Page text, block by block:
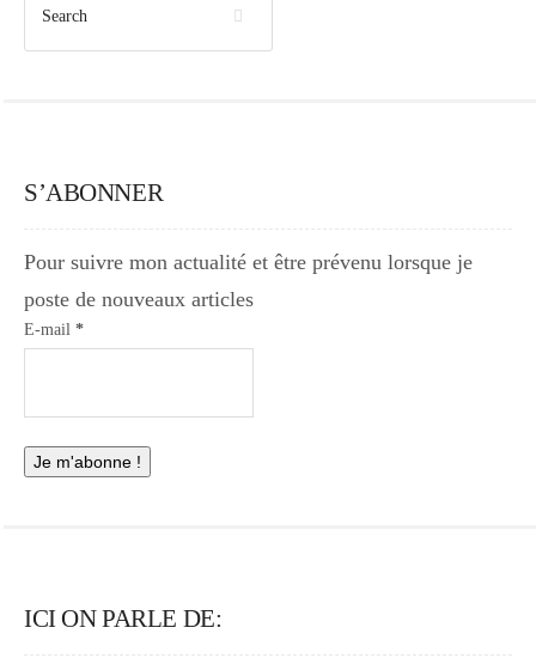
S’ABONNER
Pour suivre mon actualité et être prévenu lorsque je
poste de nouveaux articles
E-mail *
ICI ON PARLE DE: